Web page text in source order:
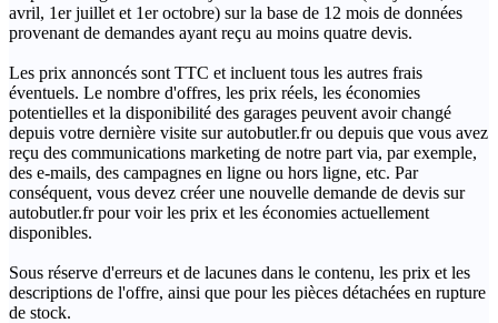
avril, 1er juillet et 1er octobre) sur la base de 12 mois de données
provenant de demandes ayant reçu au moins quatre devis.
Les prix annoncés sont TTC et incluent tous les autres frais
éventuels. Le nombre d'offres, les prix réels, les économies
potentielles et la disponibilité des garages peuvent avoir changé
depuis votre dernière visite sur autobutler.fr ou depuis que vous avez
reçu des communications marketing de notre part via, par exemple,
des e-mails, des campagnes en ligne ou hors ligne, etc. Par
conséquent, vous devez créer une nouvelle demande de devis sur
autobutler.fr pour voir les prix et les économies actuellement
disponibles.
Sous réserve d'erreurs et de lacunes dans le contenu, les prix et les
descriptions de l'offre, ainsi que pour les pièces détachées en rupture
de stock.